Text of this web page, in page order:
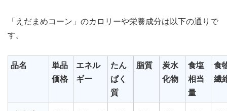
「えだまめコーン」のカロリーや栄養成分は以下の通りで
す。
品名
単品
価格
エネル
ギー
たん
ぱく
質
脂質
炭水
化物
食塩
相当
量
食
繊